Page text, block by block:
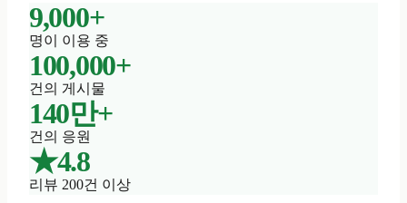
9,000+
명이 이용 중
100,000+
건의 게시물
140만+
건의 응원
★4.8
리뷰 200건 이상